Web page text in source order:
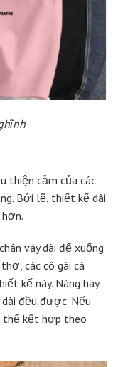
thiện cảm của các
Bởi lẽ, thiết kế dài
váy dài để xuống
các cô gái cá
kế này. Nàng hãy
dài đều được. Nếu
thể kết hợp theo